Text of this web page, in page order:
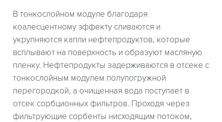
В тонкослойном модуле благодаря
коалесцентному эффекту сливаются и
укрупняются капли нефтепродуктов, которые
всплывают на поверхность и образуют масляную
пленку. Нефтепродукты задерживаются в отсеке с
тонкослойным модулем полупогружной
перегородкой, а очищенная вода поступает в
отсек сорбционных фильтров. Проходя через
фильтрующие сорбенты нисходящим потоком,